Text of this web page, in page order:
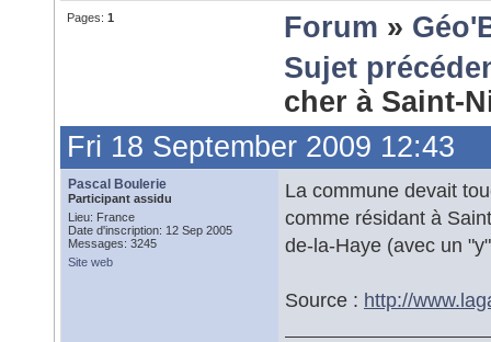
Pages: 1 Forum »
Sujet
cher à Saint-
Fri 18 September 2009 12:43
Pascal Boulerie
Participant assidu
Lieu: France
Date d'inscription: 12 Sep 2005
Messages: 3245
Site web
La commune devait
comme résidant à
de-la-Haye (avec un
Source : http://